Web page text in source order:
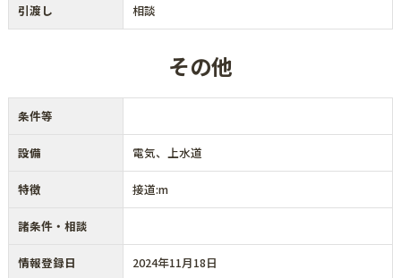
引渡し 相談
その他
条件等
設備 電気、上水道
特徴 接道:m
諸条件・相談
情報登録日 2024年11月18日